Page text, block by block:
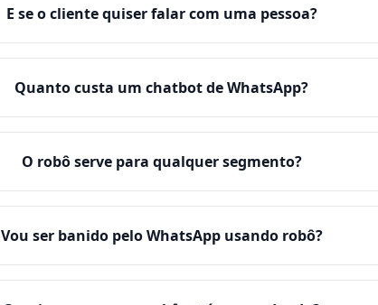
E se o cliente quiser falar com uma pessoa?
Quanto custa um chatbot de WhatsApp?
O robô serve para qualquer segmento?
Vou ser banido pelo WhatsApp usando robô?